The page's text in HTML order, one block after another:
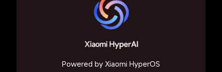
Powered by Xiaomi HyperOS